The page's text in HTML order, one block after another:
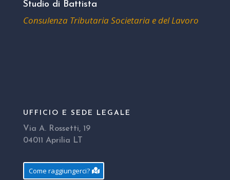
Studio di Battista
Consulenza Tributaria Societaria e del Lavoro
UFFICIO E SEDE LEGALE
Via A. Rossetti, 19
04011 Aprilia LT
Come raggiungerci?